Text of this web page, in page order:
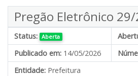
Pregão Eletrônico
Status: Aberta
Publicado em: 14/05/2026
Entidade: Prefeitura